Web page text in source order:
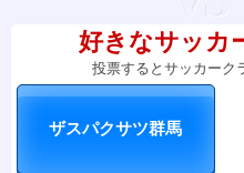
好きなサッカ
投票するとサッカーク